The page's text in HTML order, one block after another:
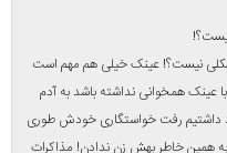
اینگونه کامنت بزنید…
و حتی کیفیت دست دادن دارای پیام
ای قبل و بعد آن انجام
نیک فرمودند: